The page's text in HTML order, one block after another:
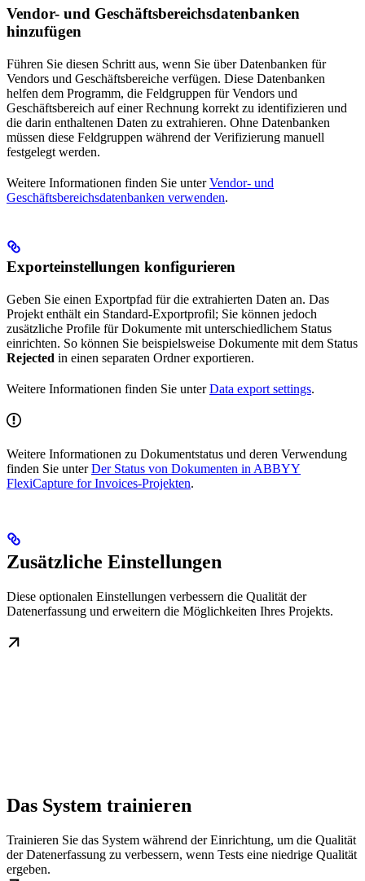
Vendor- und Geschäftsbereichsdatenbanken
hinzufügen
Führen Sie diesen Schritt aus, wenn Sie über Datenbanken für
Vendors und Geschäftsbereiche verfügen. Diese Datenbanken
helfen dem Programm, die Feldgruppen für Vendors und
Geschäftsbereich auf einer Rechnung korrekt zu identifizieren und
die darin enthaltenen Daten zu extrahieren. Ohne Datenbanken
müssen diese Feldgruppen während der Verifizierung manuell
festgelegt werden.
Weitere Informationen finden Sie unterVendor- und
Geschäftsbereichsdatenbanken verwenden.
Exporteinstellungen konfigurieren
Geben Sie einen Exportpfad für die extrahierten Daten an. Das
Projekt enthält ein Standard-Exportprofil; Sie können jedoch
zusätzliche Profile für Dokumente mit unterschiedlichem Status
einrichten. So können Sie beispielsweise Dokumente mit dem Status
Rejected in einen separaten Ordner exportieren.
Weitere Informationen finden Sie unterData export settings.
Weitere Informationen zu Dokumentstatus und deren Verwendung
finden Sie unterDer Status von Dokumenten in ABBYY
FlexiCapture for Invoices-Projekten.
Zusätzliche Einstellungen
Diese optionalen Einstellungen verbessern die Qualität der
Datenerfassung und erweitern die Möglichkeiten Ihres Projekts.
Das System trainieren
Trainieren Sie das System während der Einrichtung, um die Qualität
der Datenerfassung zu verbessern, wenn Tests eine niedrige Qualität
ergeben.